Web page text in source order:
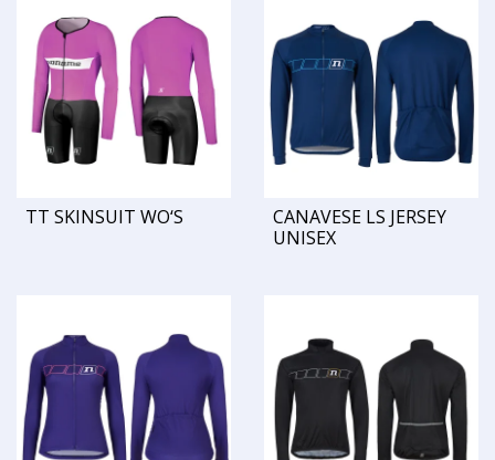
TT SKINSUIT WO‘S
CANAVESE LS JERSEY
UNISEX